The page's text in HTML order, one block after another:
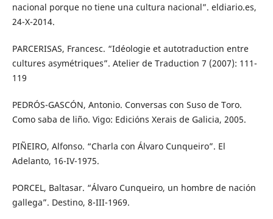
nacional porque no tiene una cultura nacional”. eldiario.es,
24-X-2014.
PARCERISAS, Francesc. “Idéologie et autotraduction entre
cultures asymétriques”. Atelier de Traduction 7 (2007): 111-
119
PEDRÓS-GASCÓN, Antonio. Conversas con Suso de Toro.
Como saba de liño. Vigo: Edicións Xerais de Galicia, 2005.
PIÑEIRO, Alfonso. “Charla con Álvaro Cunqueiro”. El
Adelanto, 16-IV-1975.
PORCEL, Baltasar. “Álvaro Cunqueiro, un hombre de nación
gallega”. Destino, 8-III-1969.